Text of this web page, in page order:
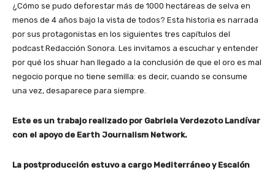
¿Cómo se pudo deforestar más de 1000 hectáreas de selva en
menos de 4 años bajo la vista de todos? Esta historia es narrada
por sus protagonistas en los siguientes tres capítulos del
podcast Redacción Sonora. Les invitamos a escuchar y entender
por qué los shuar han llegado a la conclusión de que el oro es mal
negocio porque no tiene semilla: es decir, cuando se consume
una vez, desaparece para siempre.
Este es un trabajo realizado por Gabriela Verdezoto Landívar
con el apoyo de Earth Journalism Network.
La postproducción estuvo a cargo Mediterráneo y Escalón